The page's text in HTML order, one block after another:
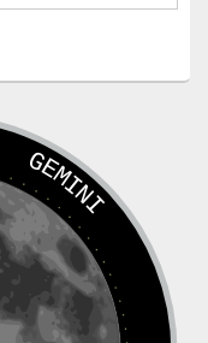
GEMINI